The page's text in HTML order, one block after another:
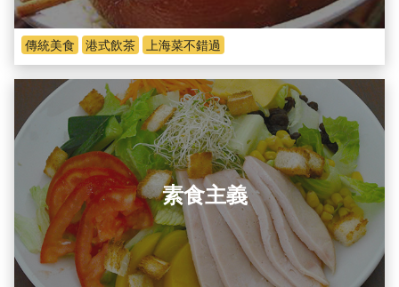
傳統美食 港式飲茶 上海菜不錯過
素食主義